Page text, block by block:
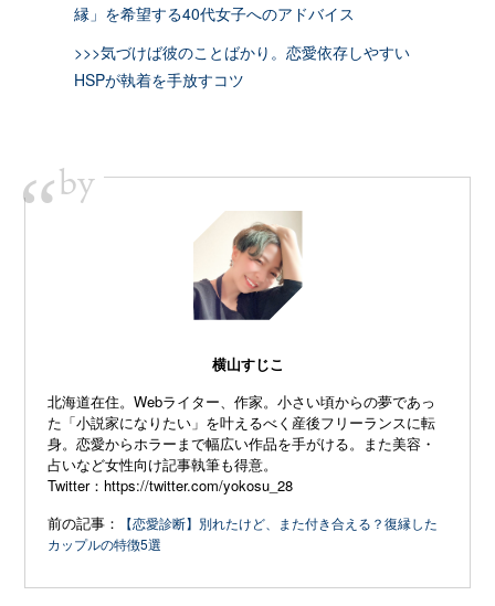
縁」を希望する40代女子へのアドバイス
>>>気づけば彼のことばかり。恋愛依存しやすい
HSPが執着を手放すコツ
“by
横山すじこ
北海道在住。Webライター、作家。小さい頃からの夢であっ
た「小説家になりたい」を叶えるべく産後フリーランスに転
身。恋愛からホラーまで幅広い作品を手がける。また美容・
占いなど女性向け記事執筆も得意。
Twitter： https://twitter.com/yokosu_28
前の記事：
【恋愛診断】別れたけど、また付き合える？復縁した
カップルの特徴5選